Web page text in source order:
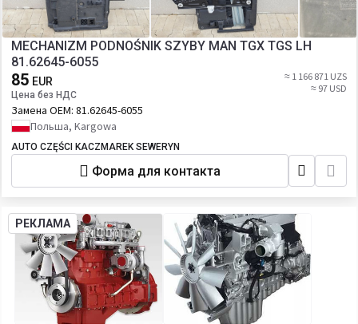
MECHANIZM PODNOŚNIK SZYBY MAN TGX TGS LH
81.62645-6055
85 EUR
Цена без НДС
≈ 1 166 871 UZS
≈ 97 USD
Замена OEM: 81.62645-6055
Польша, Kargowa
AUTO CZĘŚCI KACZMAREK SEWERYN
Форма для контакта
РЕКЛАМА